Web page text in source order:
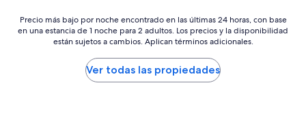
Precio
más
Precio más bajo por noche encontrado en las últimas 24 horas, con base
en una estancia de 1 noche para 2 adultos. Los precios y la disponibilidad
están sujetos a cambios. Aplican términos adicionales.
Ver todas las propiedades